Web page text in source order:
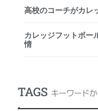
高校のコーチがカレ
カレッジフットボー
情
TAGS キーワード
.